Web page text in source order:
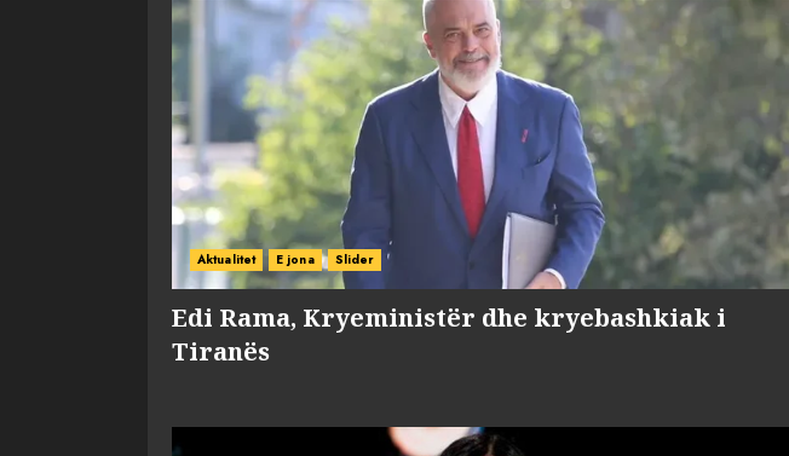
Aktualitet E jona Slider
Edi Rama, Kryeministër dhe kryebashkiak i
Tiranës